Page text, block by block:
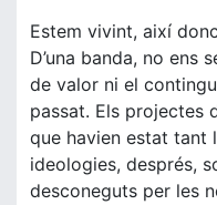
Estem vivint, així
D’una banda, no ens
de valor ni el
passat. Els projectes
que havien estat tant
ideologies, després,
desconeguts per les